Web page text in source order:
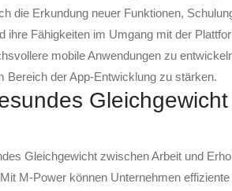
die Erkundung neuer Funktionen,
ihre Fähigkeiten im Umgang mit der
mobile Anwendungen zu
Bereich der App-Entwicklung zu stärken.
Gleichgewicht zwischen Arbeit und
M-Power können Unternehmen